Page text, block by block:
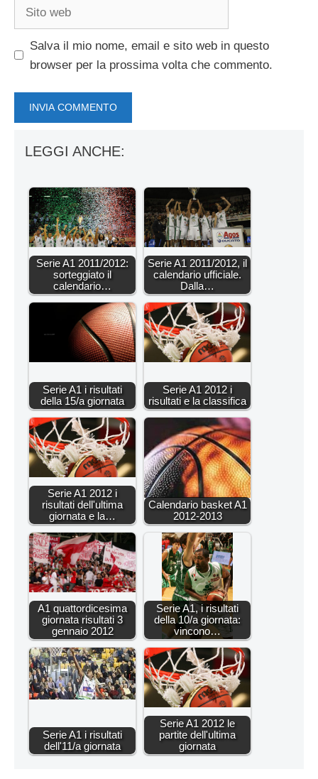
Salva il mio nome, email e sito web in questo
browser per la prossima volta che commento.
LEGGI ANCHE:
Serie A1 2011/2012:
sorteggiato il
calendario…
Serie A1 2011/2012, il
calendario ufficiale.
Dalla…
Serie A1 i risultati
della 15/a giornata
Serie A1 2012 i
risultati e la classifica
Serie A1 2012 i
risultati dell'ultima
giornata e la…
Calendario basket A1
2012-2013
A1 quattordicesima
giornata risultati 3
gennaio 2012
Serie A1, i risultati
della 10/a giornata:
vincono…
Serie A1 i risultati
dell'11/a giornata
Serie A1 2012 le
partite dell'ultima
giornata